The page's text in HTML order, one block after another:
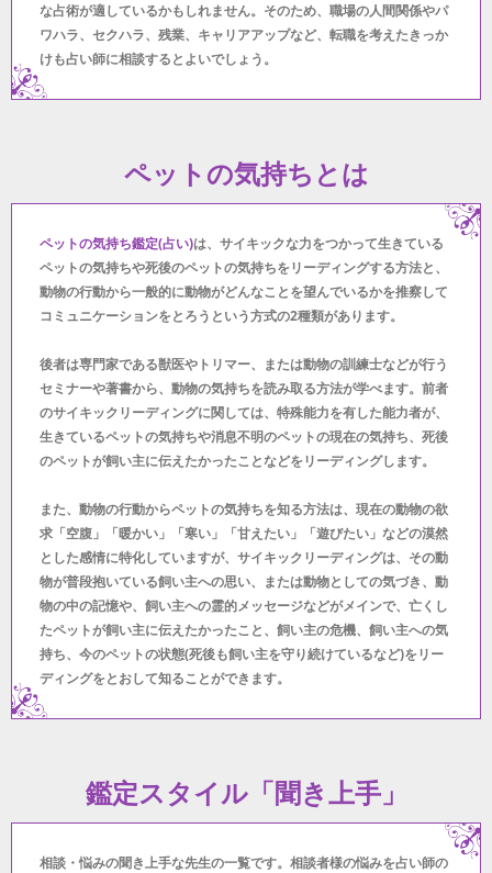
な占術が適しているかもしれません。そのため、職場の人間関係やパ
ワハラ、セクハラ、残業、キャリアアップなど、転職を考えたきっか
けも占い師に相談するとよいでしょう。
ペットの気持ちとは
ペットの気持ち鑑定(占い)は、サイキックな力をつかって生きている
ペットの気持ちや死後のペットの気持ちをリーディングする方法と、
動物の行動から一般的に動物がどんなことを望んでいるかを推察して
コミュニケーションをとろうという方式の2種類があります。
後者は専門家である獣医やトリマー、または動物の訓練士などが行う
セミナーや著書から、動物の気持ちを読み取る方法が学べます。前者
のサイキックリーディングに関しては、特殊能力を有した能力者が、
生きているペットの気持ちや消息不明のペットの現在の気持ち、死後
のペットが飼い主に伝えたかったことなどをリーディングします。
また、動物の行動からペットの気持ちを知る方法は、現在の動物の欲
求「空腹」「暖かい」「寒い」「甘えたい」「遊びたい」などの漠然
とした感情に特化していますが、サイキックリーディングは、その動
物が普段抱いている飼い主への思い、または動物としての気づき、動
物の中の記憶や、飼い主への霊的メッセージなどがメインで、亡くし
たペットが飼い主に伝えたかったこと、飼い主の危機、飼い主への気
持ち、今のペットの状態(死後も飼い主を守り続けているなど)をリー
ディングをとおして知ることができます。
鑑定スタイル「聞き上手」
相談・悩みの聞き上手な先生の一覧です。相談者様の悩みを占い師の